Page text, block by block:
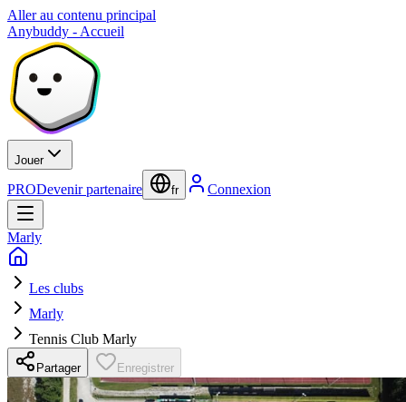
Aller au contenu principal
Anybuddy - Accueil
Jouer
PRODevenir partenaire fr Connexion
Marly
Les clubs
Marly
Tennis Club Marly
Partager Enregistrer